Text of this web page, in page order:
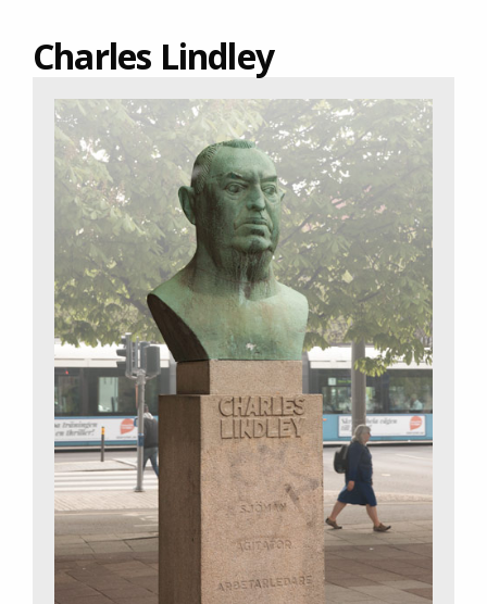
Charles Lindley